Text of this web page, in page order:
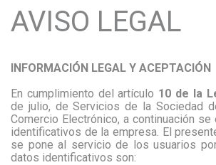
AVISO LEGAL
INFORMACIÓN LEGAL Y ACEPTACIÓN
En cumplimiento del artículo 10 de la
de julio, de Servicios de la Sociedad
Comercio Electrónico, a continuación
identificativos de la empresa. El
se pone al servicio de los usuarios
datos identificativos son: